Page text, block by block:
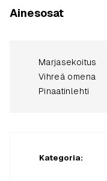
Ainesosat
Marjasekoitus
Vihreä omena
Pinaatinlehti
Kategoria: